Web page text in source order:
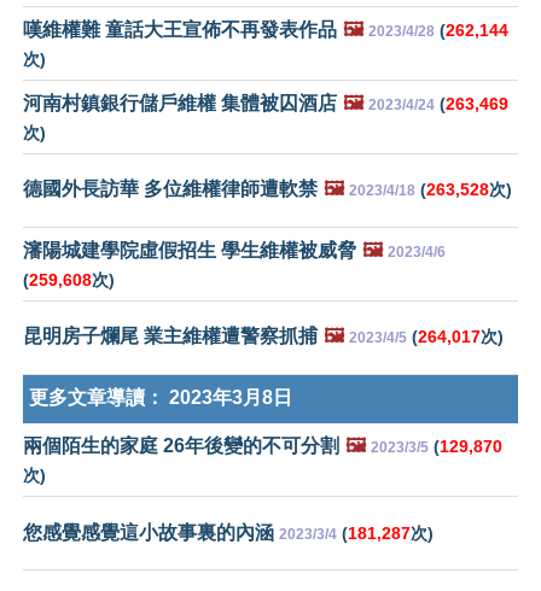
嘆維權難 童話大王宣佈不再發表作品 🖼️ 2023/4/28 (262,144
次)
河南村鎮銀行儲戶維權 集體被囚酒店 🖼️ 2023/4/24 (263,469
次)
德國外長訪華 多位維權律師遭軟禁 🖼️ 2023/4/18 (263,528次)
瀋陽城建學院虛假招生 學生維權被威脅 🖼️ 2023/4/6
(259,608次)
昆明房子爛尾 業主維權遭警察抓捕 🖼️ 2023/4/5 (264,017次)
更多文章導讀： 2023年3月8日
兩個陌生的家庭 26年後變的不可分割 🖼️ 2023/3/5 (129,870
次)
您感覺感覺這小故事裏的內涵 2023/3/4 (181,287次)